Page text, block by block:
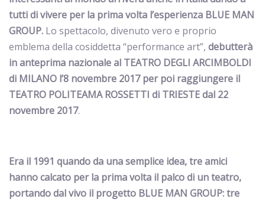
tutti di vivere per la prima volta l’esperienza BLUE MAN
GROUP. Lo spettacolo, divenuto vero e proprio
emblema della cosiddetta “performance art”, debutterà
in anteprima nazionale al TEATRO DEGLI ARCIMBOLDI
di MILANO l’8 novembre 2017 per poi raggiungere il
TEATRO POLITEAMA ROSSETTI di TRIESTE dal 22
novembre 2017.
Era il 1991 quando da una semplice idea, tre amici
hanno calcato per la prima volta il palco di un teatro,
portando dal vivo il progetto BLUE MAN GROUP: tre